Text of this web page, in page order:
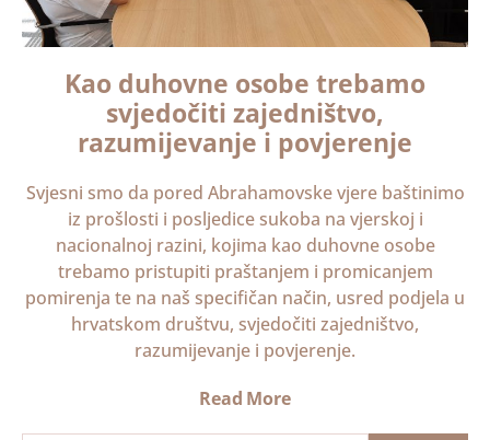
Kao duhovne osobe trebamo
svjedočiti zajedništvo,
razumijevanje i povjerenje
Svjesni smo da pored Abrahamovske vjere baštinimo
iz prošlosti i posljedice sukoba na vjerskoj i
nacionalnoj razini, kojima kao duhovne osobe
trebamo pristupiti praštanjem i promicanjem
pomirenja te na naš specifičan način, usred podjela u
hrvatskom društvu, svjedočiti zajedništvo,
razumijevanje i povjerenje.
Read More